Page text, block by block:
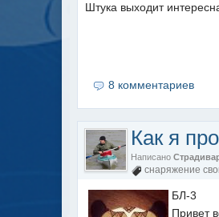
Штука выходит
8 комментариев
Как я
Написано
снаряжение
БЛ-3
Привет